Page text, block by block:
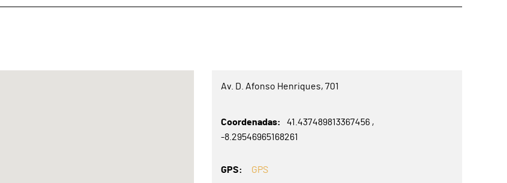
Av. D. Afonso Henriques, 701
Coordenadas
41.437489813367456
-8.29546965168261
GPS GPS